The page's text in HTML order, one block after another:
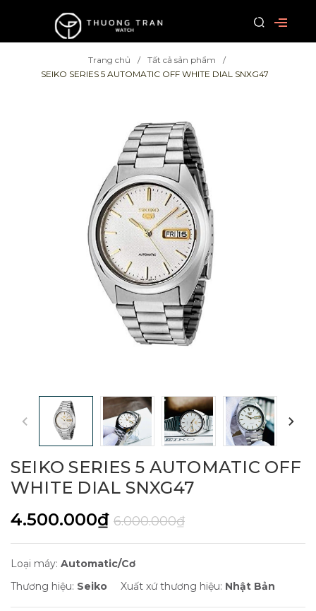
Trang chủ
Tất cả sản phẩm
SEIKO SERIES 5 AUTOMATIC OFF WHITE DIAL SNXG47
SEIKO SERIES 5 AUTOMATIC OFF
WHITE DIAL SNXG47
4.500.000₫ 6.000.000₫
Loại máy: Automatic/Cơ
Thương hiệu: Seiko Xuất xứ thương hiệu: Nhật Bản